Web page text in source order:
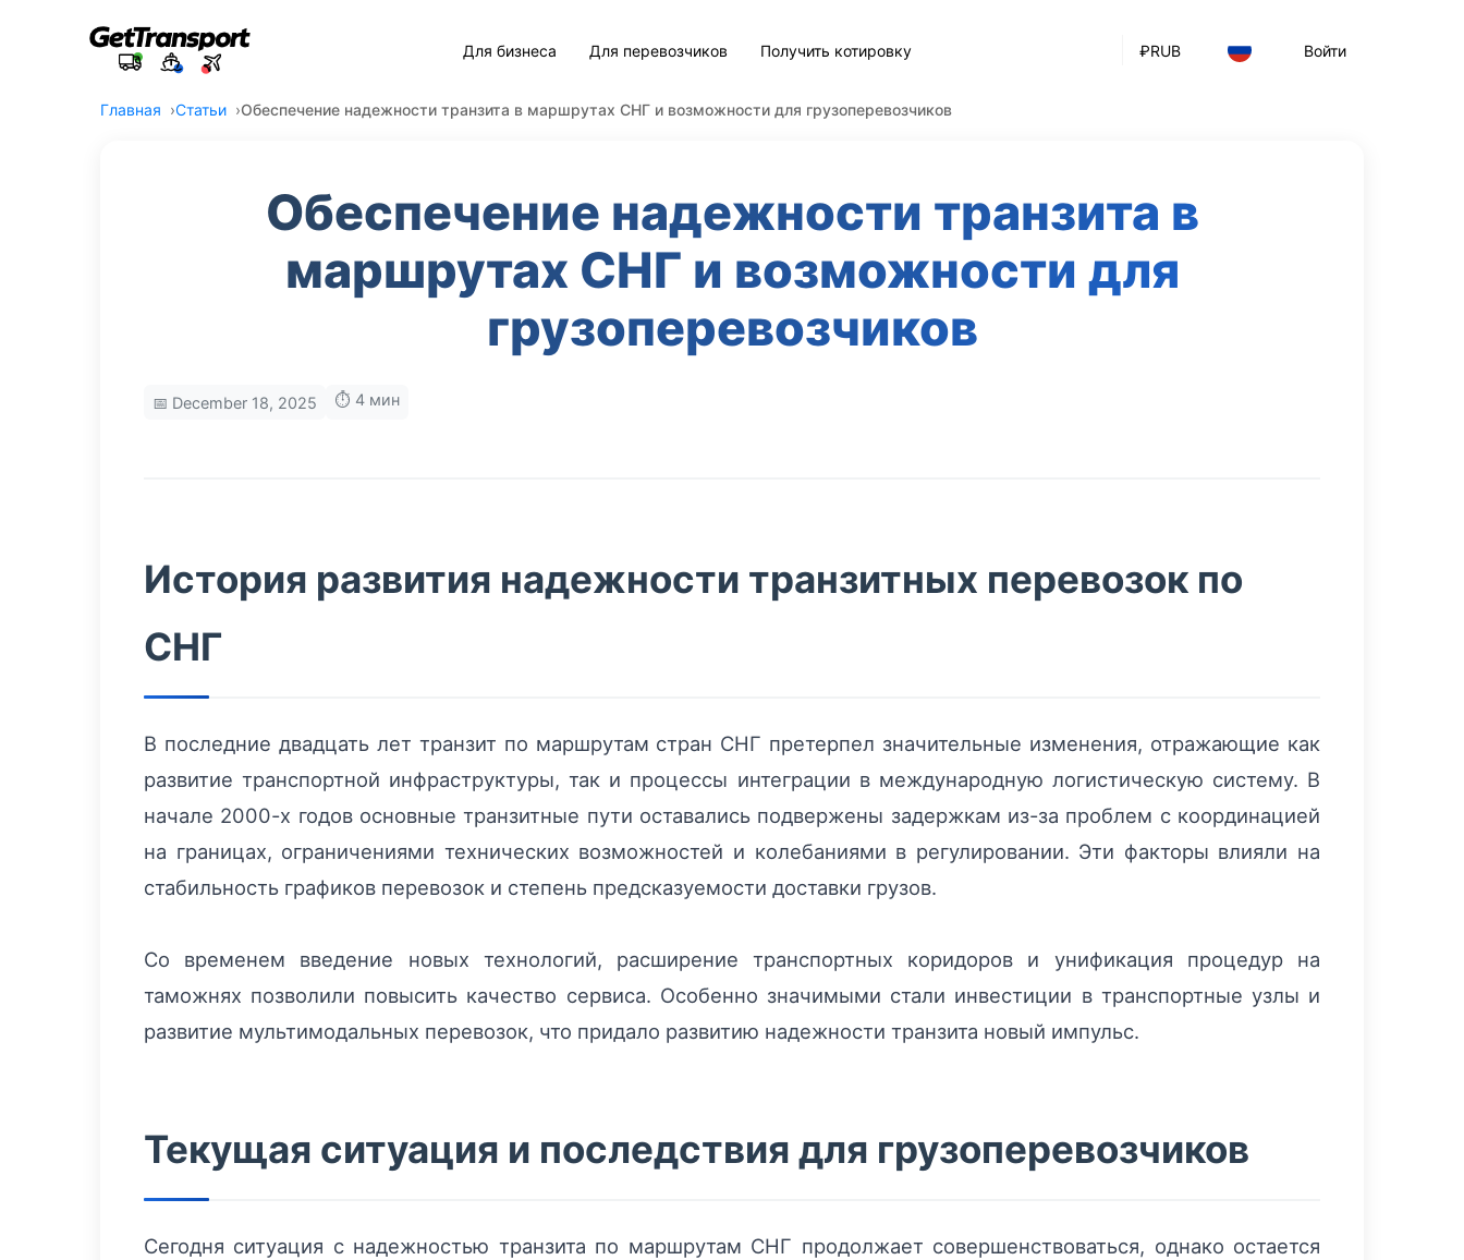
₽RUB Войти
Для бизнеса Для перевозчиков Получить котировку
Главная Статьи Обеспечение надежности транзита в маршрутах СНГ и возможности для грузоперевозчиков
Обеспечение надежности транзита в
маршрутах СНГ и возможности для
грузоперевозчиков
📅 December 18, 2025 ⏱️ 4 мин
История развития надежности транзитных перевозок по
СНГ
В последние двадцать лет транзит по маршрутам стран СНГ претерпел значительные изменения, отражающие как
развитие транспортной инфраструктуры, так и процессы интеграции в международную логистическую систему. В
начале 2000-х годов основные транзитные пути оставались подвержены задержкам из-за проблем с координацией
на границах, ограничениями технических возможностей и колебаниями в регулировании. Эти факторы влияли на
стабильность графиков перевозок и степень предсказуемости доставки грузов.
Со временем введение новых технологий, расширение транспортных коридоров и унификация процедур на
таможнях позволили повысить качество сервиса. Особенно значимыми стали инвестиции в транспортные узлы и
развитие мультимодальных перевозок, что придало развитию надежности транзита новый импульс.
Текущая ситуация и последствия для грузоперевозчиков
Сегодня ситуация с надежностью транзита по маршрутам СНГ продолжает совершенствоваться, однако остается